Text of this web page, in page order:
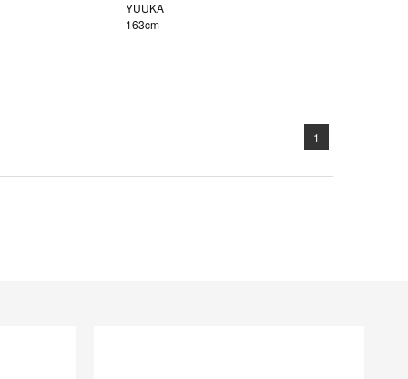
YUUKA
163cm
1